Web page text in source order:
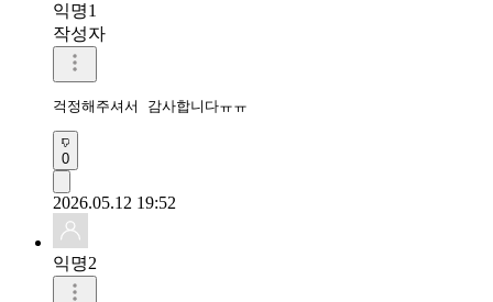
익명1
작성자
걱정해주셔서 감사합니다ㅠㅠ
0
2026.05.12 19:52
익명2